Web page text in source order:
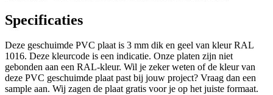
Specificaties
Deze geschuimde PVC plaat is 3 mm dik en geel van kleur RAL
1016. Deze kleurcode is een indicatie. Onze platen zijn niet
gebonden aan een RAL-kleur. Wil je zeker weten of de kleur van
deze PVC geschuimde plaat past bij jouw project? Vraag dan een
sample aan. Wij zagen de plaat gratis voor je op het juiste formaat.